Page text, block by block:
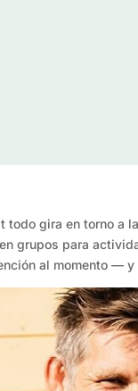
todo gira en torno a
grupos para
al momento —